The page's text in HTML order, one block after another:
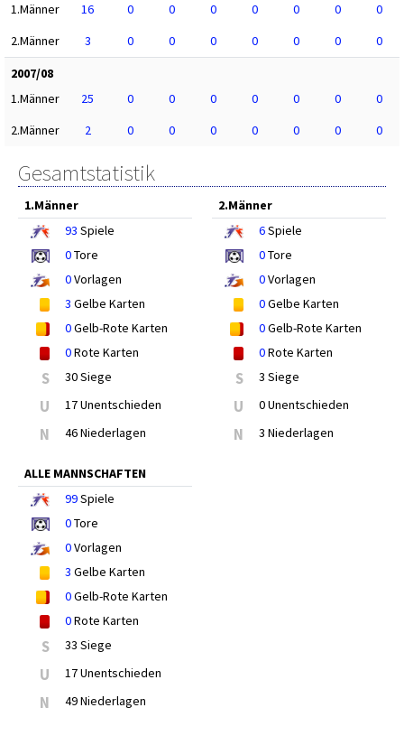
1.Männer
16 0 0 0 0 0 0
0
2.Männer
3 0 0 0 0 0 0
0
2007/08
1.Männer
25 0 0 0 0 0 0
0
2.Männer
2 0 0 0 0 0 0 0
Gesamtstatistik
1.Männer
93 Spiele
0Tore
0Vorlagen
3 Gelbe Karten
0Gelb-Rote Karten
0Rote Karten
S 30 Siege
U 17 Unentschieden
N 46 Niederlagen
2.Männer
6Spiele
0Tore
0Vorlagen
0Gelbe Karten
0Gelb-Rote Karten
0Rote Karten
S 3 Siege
U 0 Unentschieden
N 3 Niederlagen
ALLE MANNSCHAFTEN
99Spiele
0Tore
0Vorlagen
3 Gelbe Karten
0Gelb-Rote Karten
0Rote Karten
S 33 Siege
U 17 Unentschieden
N 49 Niederlagen